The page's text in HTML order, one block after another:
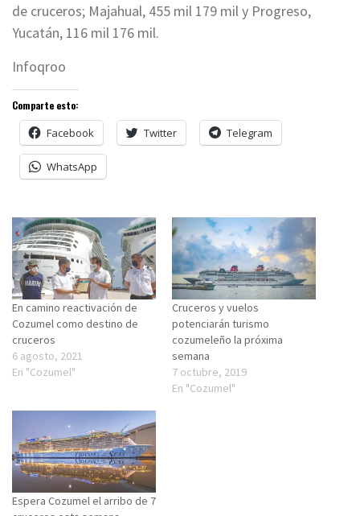
de cruceros; Majahual, 455 mil 179 mil y Progreso,
Yucatán, 116 mil 176 mil.
Infoqroo
Comparte esto:
Facebook Twitter Telegram
WhatsApp
En camino reactivación de
Cozumel como destino de
cruceros
6 agosto, 2021
En "Cozumel"
Cruceros y vuelos
potenciarán turismo
cozumeleño la próxima
semana
7 octubre, 2019
En "Cozumel"
Espera Cozumel el arribo de 7